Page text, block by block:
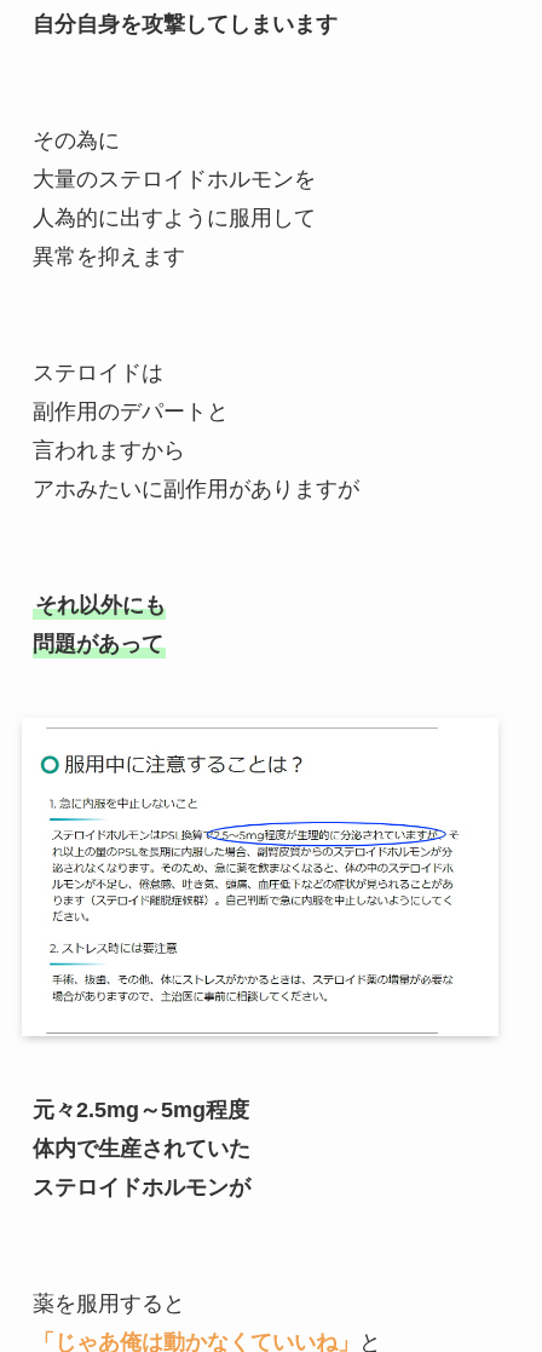
自分自身を攻撃してしまいます
その為に
大量のステロイドホルモンを
人為的に出すように服用して
異常を抑えます
ステロイドは
副作用のデパートと
言われますから
アホみたいに副作用がありますが
それ以外にも
問題があって
元々2.5mg～5mg程度
体内で生産されていた
ステロイドホルモンが
薬を服用すると
「じゃあ俺は動かなくていいね」
と